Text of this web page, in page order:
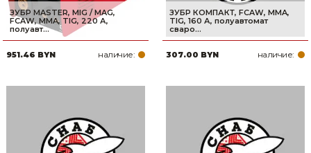
ЗУБР MASTER, MIG / MAG,
FCAW, MMA, TIG, 220 А,
полуавт...
951.46 BYN наличие:
ЗУБР КОМПАКТ, FCAW, MMA,
TIG, 160 А, полуавтомат
сваро...
307.00 BYN наличие: